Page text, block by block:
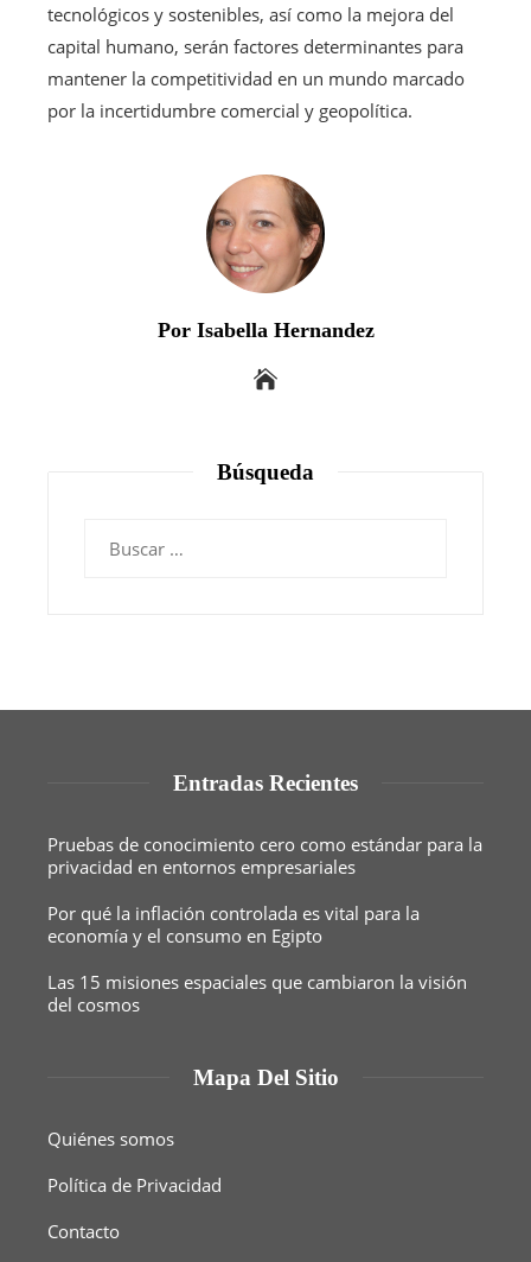
tecnológicos y sostenibles, así como la mejora del
capital humano, serán factores determinantes para
mantener la competitividad en un mundo marcado
por la incertidumbre comercial y geopolítica.
Por Isabella Hernandez
Búsqueda
Entradas Recientes
Pruebas de conocimiento cero como estándar para la
privacidad en entornos empresariales
Por qué la inflación controlada es vital para la
economía y el consumo en Egipto
Las 15 misiones espaciales que cambiaron la visión
del cosmos
Mapa Del Sitio
Quiénes somos
Política de Privacidad
Contacto